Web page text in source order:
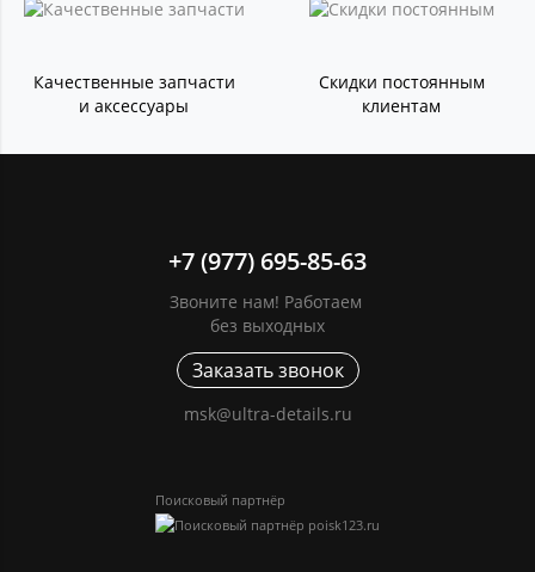
Качественные запчасти
и аксессуары
Скидки постоянным
клиентам
+7 (977) 695-85-63
Звоните нам! Работаем
без выходных
Заказать звонок
msk@ultra-details.ru
Поисковый партнёр